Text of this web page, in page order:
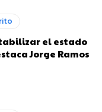
el estado
Jorge Ramos